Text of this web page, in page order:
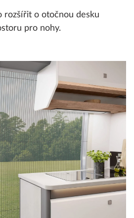
rozšířit o otočnou desku
pro nohy.